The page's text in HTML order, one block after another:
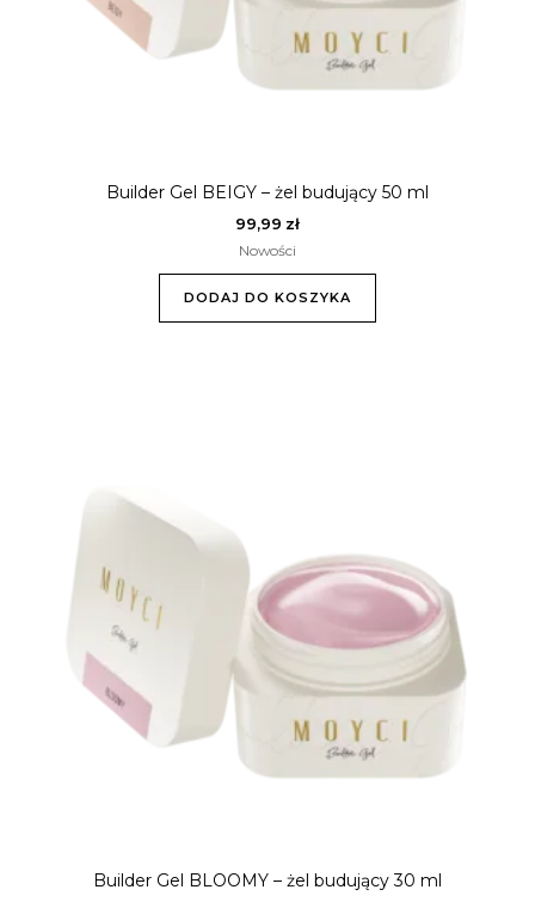
Builder Gel BEIGY – żel budujący 50 ml
99,99 zł
Nowości
DODAJ DO KOSZYKA
Builder Gel BLOOMY – żel budujący 30 ml